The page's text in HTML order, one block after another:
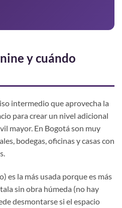
y cuándo
intermedio que aprovecha la
para crear un nivel adicional
mayor. En Bogotá son muy
bodegas, oficinas y casas con
es la más usada porque es más
sin obra húmeda (no hay
desmontarse si el espacio